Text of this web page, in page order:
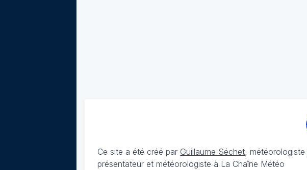
Ce site a été créé par Guillaume Séchet , météorologiste
présentateur et météorologiste à La Chaîne Météo